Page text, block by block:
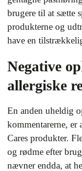
brugere til at sætte
produkterne og
have en
Negative
allergiske
En anden uheldig
kommentarerne, er
Cares produkter.
og rødme efter
nævner endda, at